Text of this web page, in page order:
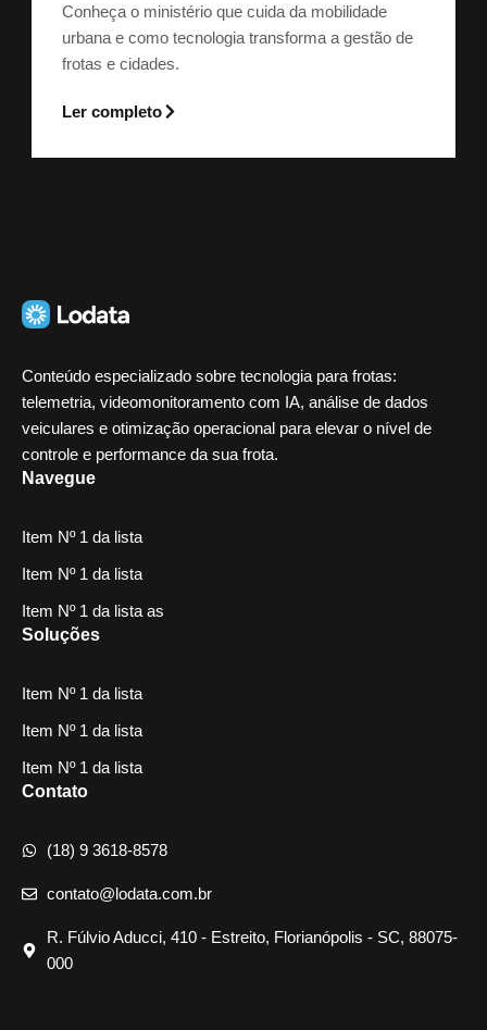
Conheça o ministério que cuida da mobilidade
urbana e como tecnologia transforma a gestão de
frotas e cidades.
Ler completo
Conteúdo especializado sobre tecnologia para frotas:
telemetria, videomonitoramento com IA, análise de dados
veiculares e otimização operacional para elevar o nível de
controle e performance da sua frota.
Navegue
Item Nº 1 da lista
Item Nº 1 da lista
Item Nº 1 da lista as
Soluções
Item Nº 1 da lista
Item Nº 1 da lista
Item Nº 1 da lista
Contato
(18) 9 3618-8578
contato@lodata.com.br
R. Fúlvio Aducci, 410 - Estreito, Florianópolis - SC, 88075-
000